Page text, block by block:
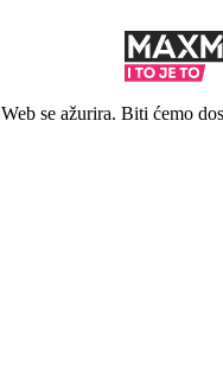
Web se ažurira. Biti ćemo